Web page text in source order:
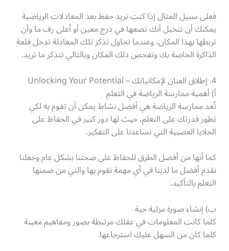
فعلى سبيل المثال إذا كنت تريد حفظ بعد المعادلات الرياضية
يمكنك أن تتخيل أنك تضعها في درج معين أو أعلى رف ما وأن
تربطها بهذا المكان، وعندما تحاول تذكر تلك المعادلة تدخل قلعة
الذاكرة الخاصة بك وتفحص ذلك المكان وبالتالي تتذكر ما تريد.
4. إطلاق العنان لإمكانياتك – Unlocking Your Potential
أ) أهمية ممارسة الرياضة في التعلم
تُعد ممارسة الرياضة هي أفضل نشاط يمكن أن تقوم به لكي
تطور قدرتك على التعلم، حيث لها دور كبير في الحفاظ على
الخلايا العصبية التي تساعدنا على التفكير.
كما أنها من أفضل الطرق للحفاظ على صحتنا بشكل عام وجعلنا
نقدم أفضل ما لدينا في أي مهمة نقوم بها والتي من ضمنها
التعلم بالتأكيد.
ب) إنشاء صورة مرئية حية
كلما كانت المعلومات في عقلك مرتبطة بصور ومفاهيم معينة
كلما كان من السهل عليك استرجاعها.